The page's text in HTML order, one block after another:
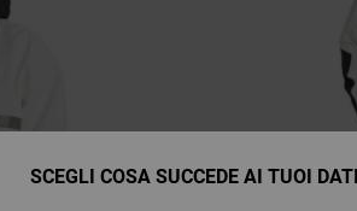
SCEGLI COSA SUCCEDE AI TUOI